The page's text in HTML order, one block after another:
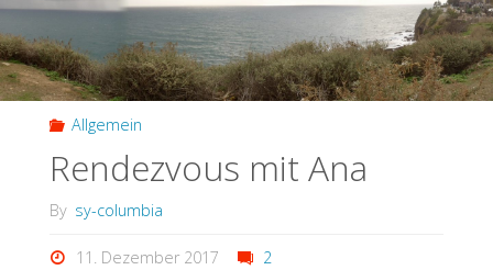
Allgemein
Rendezvous mit Ana
By sy-columbia
11. Dezember 2017 2